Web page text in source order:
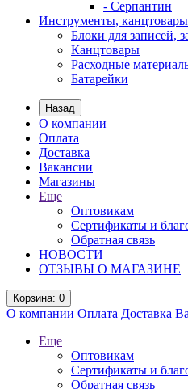
- Серпантин
Инструменты, канцтовары
Блоки для записей,
Канцтовары
Расходные
Батарейки
Назад
О компании
Оплата
Доставка
Вакансии
Магазины
Еще
Оптовикам
Сертификаты и
Обратная связь
НОВОСТИ
ОТЗЫВЫ О МАГАЗИНЕ
Корзина: 0
О компании Оплата Доставка
Еще
Оптовикам
Сертификаты и
Обратная связь